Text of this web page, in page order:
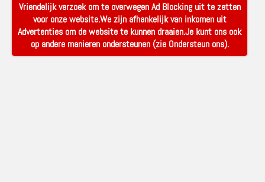
Vriendelijk verzoek om te overwegen Ad Blocking uit te zetten
voor onze website.We zijn afhankelijk van inkomen uit
Advertenties om de website te kunnen draaien.Je kunt ons ook
op andere manieren ondersteunen (zie Ondersteun ons).